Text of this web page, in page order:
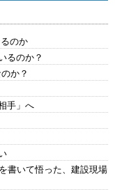
のか
るのか？
か？
手」へ
書いて悟った、建設現場